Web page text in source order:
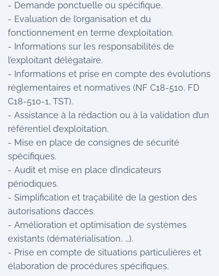
- Demande ponctuelle ou spécifique.
- Evaluation de l’organisation et du
fonctionnement en terme d’exploitation.
- Informations sur les responsabilités de
l’exploitant délégataire.
- Informations et prise en compte des évolutions
réglementaires et normatives (NF C18-510, FD
C18-510-1, TST).
- Assistance à la rédaction ou à la validation d’un
référentiel d’exploitation.
- Mise en place de consignes de sécurité
spécifiques.
- Audit et mise en place d’indicateurs
périodiques.
- Simplification et traçabilité de la gestion des
autorisations d’accès.
- Amélioration et optimisation de systèmes
existants (dématérialisation, …).
- Prise en compte de situations particulières et
élaboration de procédures spécifiques.